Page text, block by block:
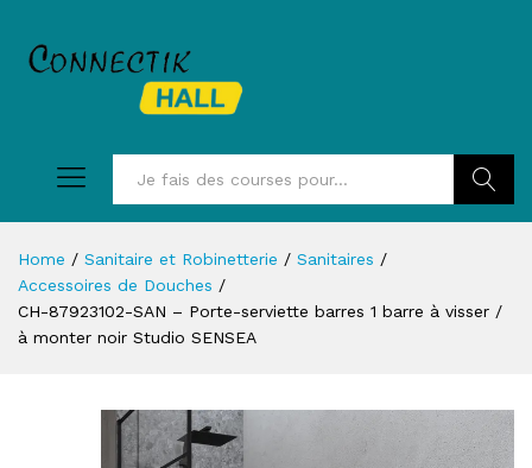
Home / Sanitaire et Robinetterie / Sanitaires /
Accessoires de Douches /
CH-87923102-SAN – Porte-serviette barres 1 barre à visser /
à monter noir Studio SENSEA